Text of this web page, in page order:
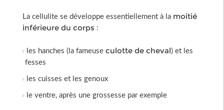
La cellulite se développe essentiellement à la moitié
inférieure du corps :
les hanches (la fameuse culotte de cheval) et les
fesses
les cuisses et les genoux
le ventre, après une grossesse par exemple